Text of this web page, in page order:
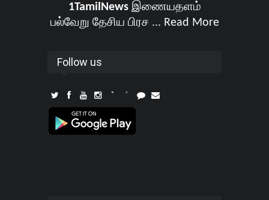
1TamilNewsஇணையதளம்
பல்வேறு தேசிய பிரச ... Read More
Follow us